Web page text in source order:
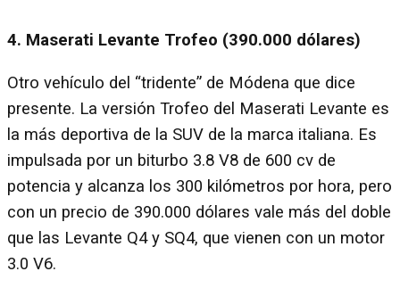
4. Maserati Levante Trofeo (390.000 dólares)
Otro vehículo del “tridente” de Módena que dice
presente. La versión Trofeo del Maserati Levante es
la más deportiva de la SUV de la marca italiana. Es
impulsada por un biturbo 3.8 V8 de 600 cv de
potencia y alcanza los 300 kilómetros por hora, pero
con un precio de 390.000 dólares vale más del doble
que las Levante Q4 y SQ4, que vienen con un motor
3.0 V6.